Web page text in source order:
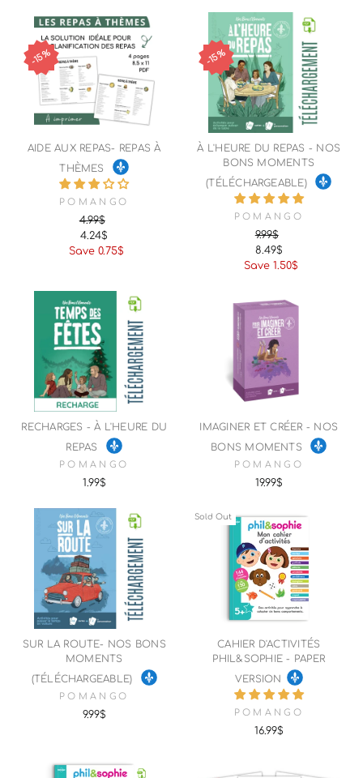
15%
AIDE AUX REPAS- REPAS À
THÈMES
POMANGO
Regular
price
4.99$
Sale
price
4.24$
Save 0.75$
15%
À L'HEURE DU REPAS - NOS
BONS MOMENTS
(TÉLÉCHARGEABLE)
POMANGO
Regular
price
9.99$
Sale
price
8.49$
Save 1.50$
RECHARGES - À L'HEURE DU
REPAS
POMANGO
1.99$
IMAGINER ET CRÉER - NOS
BONS MOMENTS
POMANGO
19.99$
SUR LA ROUTE- NOS BONS
MOMENTS
(TÉLÉCHARGEABLE)
POMANGO
9.99$
Sold Out
CAHIER D'ACTIVITÉS
PHIL&SOPHIE - PAPER
VERSION
POMANGO
16.99$